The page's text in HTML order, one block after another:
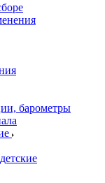
барометры